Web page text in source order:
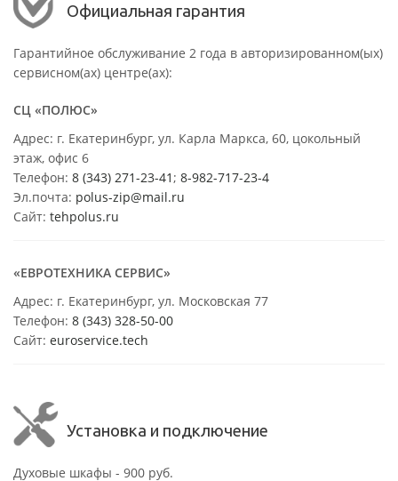
Официальная гарантия
Гарантийное обслуживание 2 года в авторизированном(ых)
сервисном(ах) центре(ах):
СЦ «ПОЛЮС»
Адрес: г. Екатеринбург, ул. Карла Маркса, 60, цокольный
этаж, офис 6
Телефон: 8 (343) 271-23-41 ; 8-982-717-23-4
Эл.почта: polus-zip@mail.ru
Сайт: tehpolus.ru
«ЕВРОТЕХНИКА СЕРВИС»
Адрес: г. Екатеринбург, ул. Московская 77
Телефон: 8 (343) 328-50-00
Сайт: euroservice.tech
Установка и подключение
Духовые шкафы - 900 руб.